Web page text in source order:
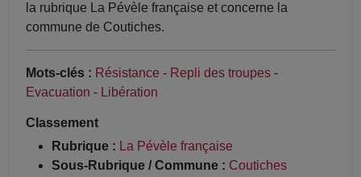
la rubrique La Pévèle française et concerne la
commune de Coutiches.
Mots-clés : Résistance - Repli des troupes -
Evacuation - Libération
Classement
Rubrique : La Pévèle française
Sous-Rubrique / Commune : Coutiches